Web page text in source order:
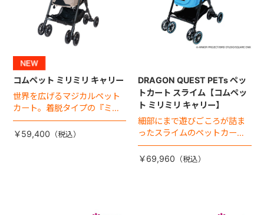
コムペット ミリミリ キャリー
世界を広げるマジカルペット
カート。着脱タイプの『ミリ
ミリ キャリー』 からアースカ
ラーが登場！
￥59,400
DRAGON QUEST PETs ペッ
トカート スライム【コムペッ
ト ミリミリ キャリー】
細部にまで遊びごころが詰ま
ったスライムのペットカー
ト。
￥69,960